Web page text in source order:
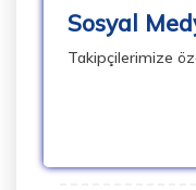
Sosyal
Takipçilerimize